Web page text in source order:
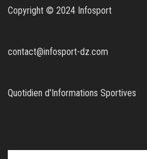
Copyright © 2024 Infosport
contact@infosport-dz.com
Quotidien d'Informations Sportives